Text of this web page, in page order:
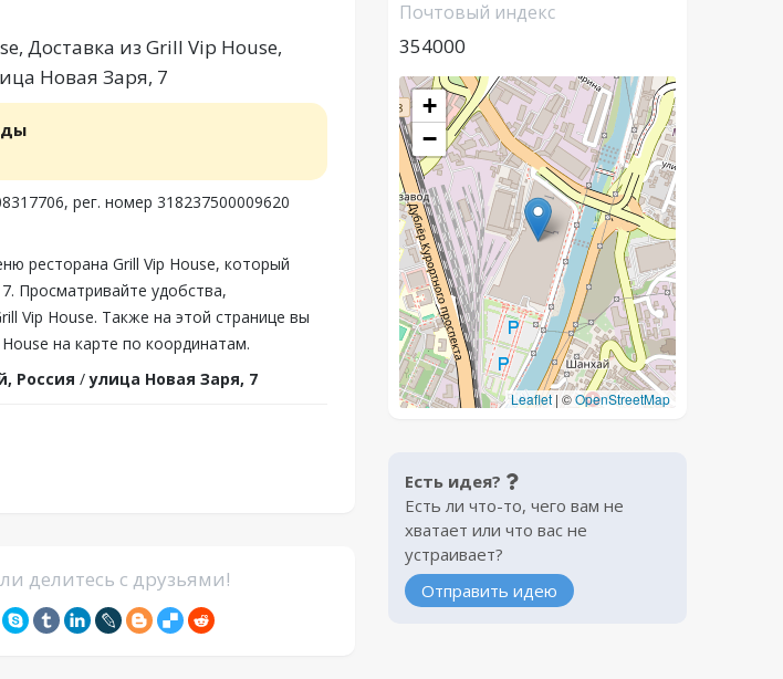
Доставка из Grill Vip House,
Новая Заря, 7
рег. номер 318237500009620
ресторана Grill Vip House, который
Просматривайте удобства,
Vip House. Также на этой странице вы
на карте по координатам.
Россия /улица Новая Заря, 7
делитесь с друзьями!
Почтовый индекс
354000
+
−
Leaflet | ©OpenStreetMap
Есть идея?
Есть ли что-то, чего вам не
хватает или что вас не
устраивает?
Отправить идею